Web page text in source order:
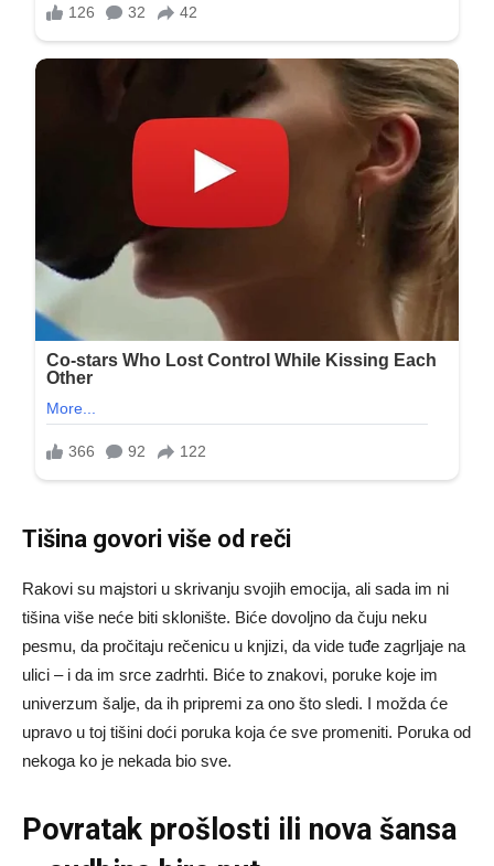
Tišina govori više od reči
Rakovi su majstori u skrivanju svojih emocija, ali sada im ni
tišina više neće biti sklonište. Biće dovoljno da čuju neku
pesmu, da pročitaju rečenicu u knjizi, da vide tuđe zagrljaje na
ulici – i da im srce zadrhti. Biće to znakovi, poruke koje im
univerzum šalje, da ih pripremi za ono što sledi. I možda će
upravo u toj tišini doći poruka koja će sve promeniti. Poruka od
nekoga ko je nekada bio sve.
Povratak prošlosti ili nova šansa